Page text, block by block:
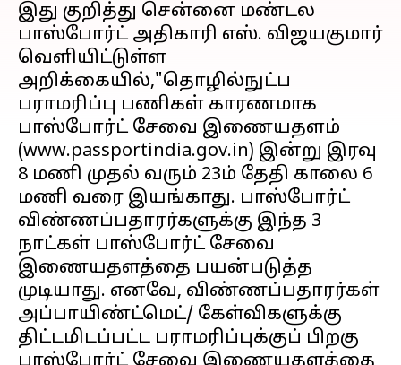
இது குறித்து சென்னை மண்டல
பாஸ்போர்ட் அதிகாரி எஸ். விஜயகுமார்
வெளியிட்டுள்ள
அறிக்கையில்,"தொழில்நுட்ப
பராமரிப்பு பணிகள் காரணமாக
பாஸ்போர்ட் சேவை இணையதளம்
(www.passportindia.gov.in) இன்று இரவு
8 மணி முதல் வரும் 23ம் தேதி காலை 6
மணி வரை இயங்காது. பாஸ்போர்ட்
விண்ணப்பதாரர்களுக்கு இந்த 3
நாட்கள் பாஸ்போர்ட் சேவை
இணையதளத்தை பயன்படுத்த
முடியாது. எனவே, விண்ணப்பதாரர்கள்
அப்பாயிண்ட்மெட்/ கேள்விகளுக்கு
திட்டமிடப்பட்ட பராமரிப்புக்குப் பிறகு